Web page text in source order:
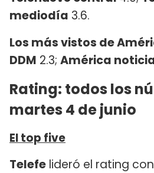
mediodía 3.6.
Los más vistos de
DDM 2.3; América
Rating: todos los
martes 4 de junio
El top five
Telefe lideró el rating con